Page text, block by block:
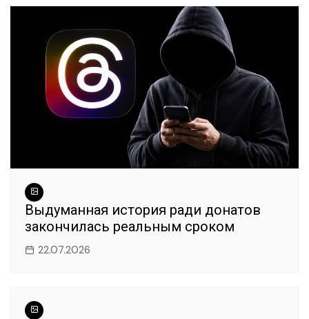
Выдуманная история ради донатов
закончилась реальным сроком
22.07.2026